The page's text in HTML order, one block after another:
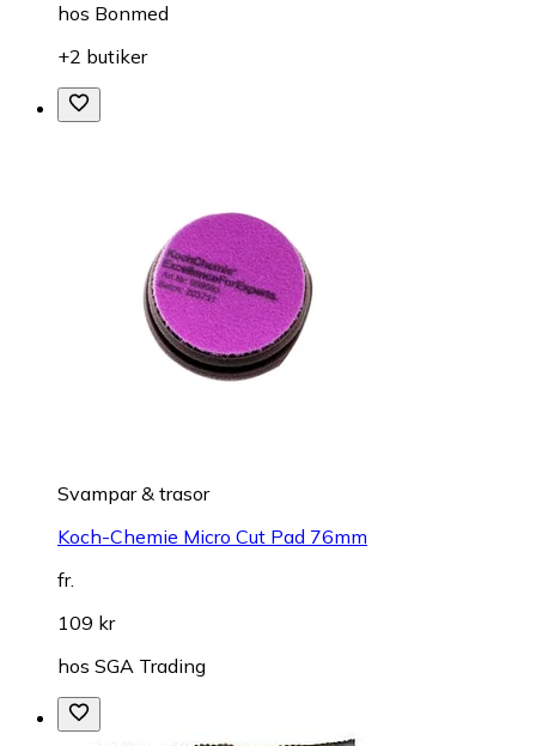
hos Bonmed
+2 butiker
Svampar & trasor
Koch-Chemie Micro Cut Pad 76mm
fr.
109 kr
hos SGA Trading